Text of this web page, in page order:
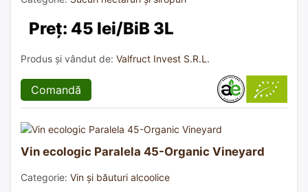
Preț: 45 lei/BiB 3L
Produs și vândut de: Valfruct Invest S.R.L.
Comandă
Vin ecologic Paralela 45-Organic Vineyard
Categorie: Vin și băuturi alcoolice